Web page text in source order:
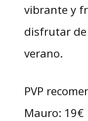
vibrante y
disfrutar de
verano.
PVP
Mauro: 19€